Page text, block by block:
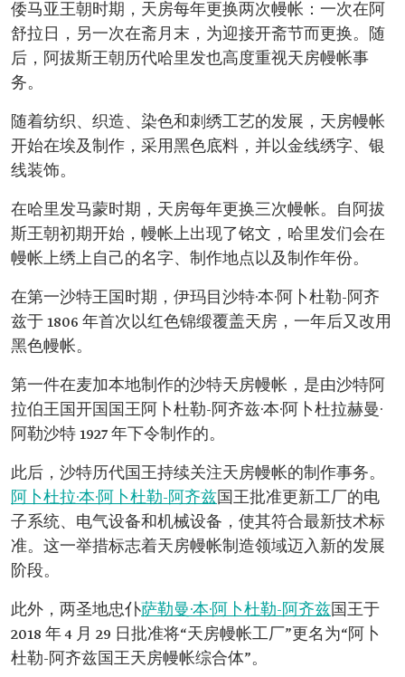
倭马亚王朝时期，天房每年更换两次幔帐：一次在阿
舒拉日，另一次在斋月末，为迎接开斋节而更换。随
后，阿拔斯王朝历代哈里发也高度重视天房幔帐事
务。
随着纺织、织造、染色和刺绣工艺的发展，天房幔帐
开始在埃及制作，采用黑色底料，并以金线绣字、银
线装饰。
在哈里发马蒙时期，天房每年更换三次幔帐。自阿拔
斯王朝初期开始，幔帐上出现了铭文，哈里发们会在
幔帐上绣上自己的名字、制作地点以及制作年份。
在第一沙特王国时期，伊玛目沙特·本·阿卜杜勒-阿齐
兹于 1806 年首次以红色锦缎覆盖天房，一年后又改用
黑色幔帐。
第一件在麦加本地制作的沙特天房幔帐，是由沙特阿
拉伯王国开国国王阿卜杜勒-阿齐兹·本·阿卜杜拉赫曼·
阿勒沙特 1927 年下令制作的。
此后，沙特历代国王持续关注天房幔帐的制作事务。
阿卜杜拉·本·阿卜杜勒-阿齐兹国王批准更新工厂的电
子系统、电气设备和机械设备，使其符合最新技术标
准。这一举措标志着天房幔帐制造领域迈入新的发展
阶段。
此外，两圣地忠仆萨勒曼·本·阿卜杜勒-阿齐兹国王于
2018 年 4 月 29 日批准将“天房幔帐工厂”更名为“阿卜
杜勒-阿齐兹国王天房幔帐综合体”。